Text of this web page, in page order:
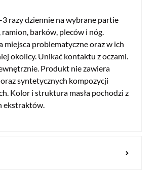
3 razy dziennie na wybrane partie
ramion, barków, pleców i nóg.
miejsca problematyczne oraz w ich
okolicy. Unikać kontaktu z oczami.
Produkt nie zawiera
syntetycznych kompozycji
Kolor i struktura masła pochodzi z
ekstraktów.